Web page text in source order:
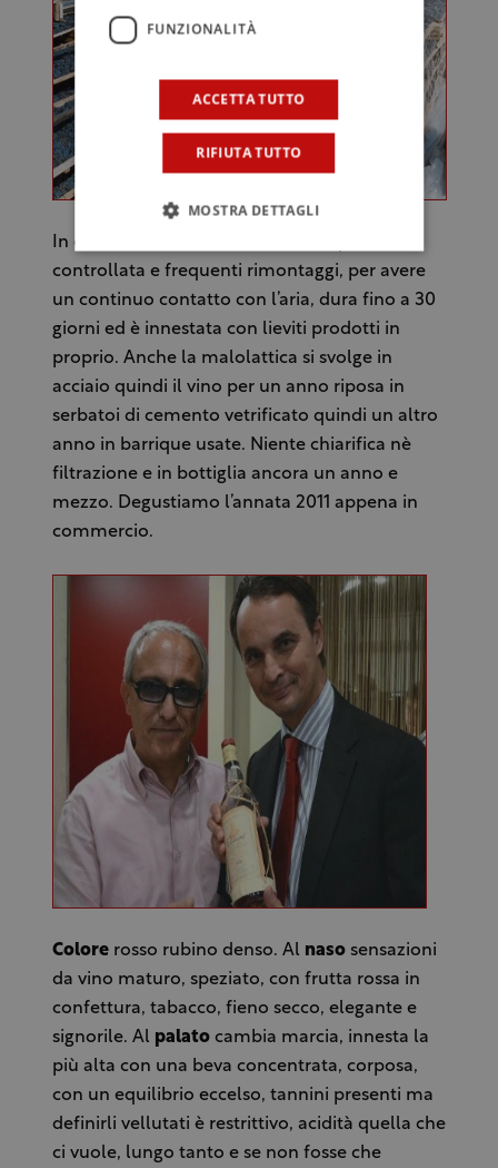
In cantina la fermentazione a temperatura
controllata e frequenti rimontaggi, per avere
un continuo contatto con l’aria, dura fino a 30
giorni ed è innestata con lieviti prodotti in
proprio. Anche la malolattica si svolge in
acciaio quindi il vino per un anno riposa in
serbatoi di cemento vetrificato quindi un altro
anno in barrique usate. Niente chiarifica nè
filtrazione e in bottiglia ancora un anno e
mezzo. Degustiamo l’annata 2011 appena in
commercio.
Colore rosso rubino denso. Al nasosensazioni
da vino maturo, speziato, con frutta rossa in
confettura, tabacco, fieno secco, elegante e
signorile. Al palatocambia marcia, innesta la
più alta con una beva concentrata, corposa,
con un equilibrio eccelso, tannini presenti ma
definirli vellutati è restrittivo, acidità quella che
ci vuole, lungo tanto e se non fosse che
FUNZIONALITÀ
ACCETTA TUTTO
RIFIUTA TUTTO
MOSTRA DETTAGLI